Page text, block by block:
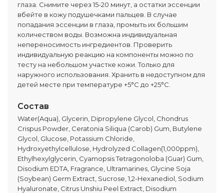
глаза. Снимите через 15-20 минут, а остатки эссенции
вбейте в кожу подушечками пальцев. В случае
попадания эссенции в глаза, промыть их большим
количеством воды. Возможна индивидуальная
непереносимость ингредиентов. Проверить
индивидуальную реакцию на компоненты можно по
тесту на небольшом участке кожи. Только для
наружного использования. Хранить в недоступном для
детей месте при температуре +5°C до +25°C.
Состав
Water(Aqua), Glycerin, Dipropylene Glycol, Chondrus
Crispus Powder, Ceratonia Siliqua (Carob) Gum, Butylene
Glycol, Glucose, Potassium Chloride,
Hydroxyethylcellulose, Hydrolyzed Collagen(1,000ppm),
Ethylhexylglycerin, Cyamopsis Tetragonoloba (Guar) Gum,
Disodium EDTA, Fragrance, Ultramarines, Glycine Soja
(Soybean) Germ Extract, Sucrose, 1,2-Hexanediol, Sodium
Hyaluronate, Citrus Unshiu Peel Extract, Disodium